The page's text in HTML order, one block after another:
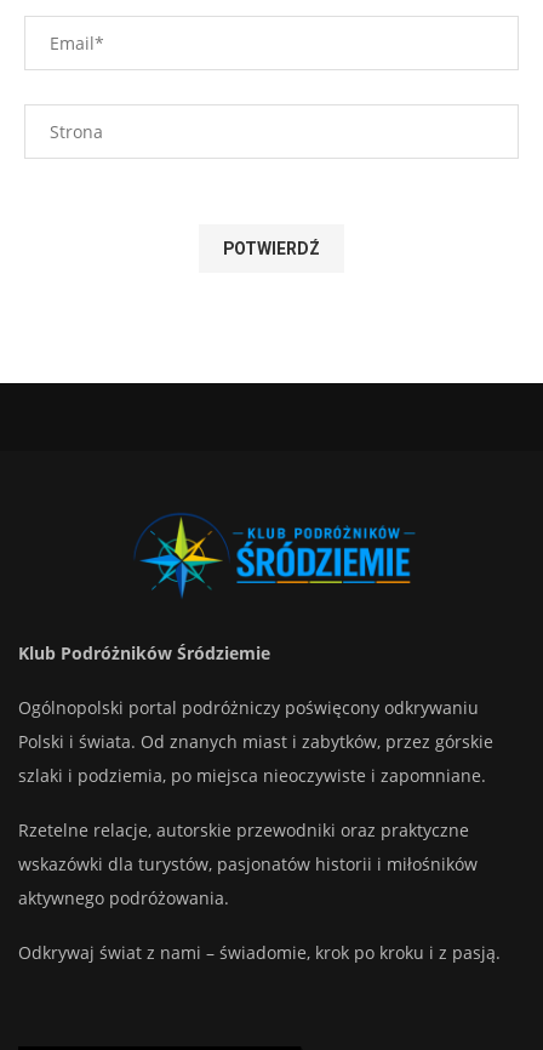
Klub Podróżników Śródziemie
Ogólnopolski portal podróżniczy poświęcony odkrywaniu
Polski i świata. Od znanych miast i zabytków, przez górskie
szlaki i podziemia, po miejsca nieoczywiste i zapomniane.
Rzetelne relacje, autorskie przewodniki oraz praktyczne
wskazówki dla turystów, pasjonatów historii i miłośników
aktywnego podróżowania.
Odkrywaj świat z nami – świadomie, krok po kroku i z pasją.